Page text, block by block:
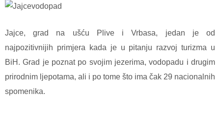
Jajce, grad na ušću Plive i Vrbasa, jedan je od
najpozitivnijih primjera kada je u pitanju razvoj turizma u
BiH. Grad je poznat po svojim jezerima, vodopadu i drugim
prirodnim ljepotama, ali i po tome što ima čak 29 nacionalnih
spomenika.